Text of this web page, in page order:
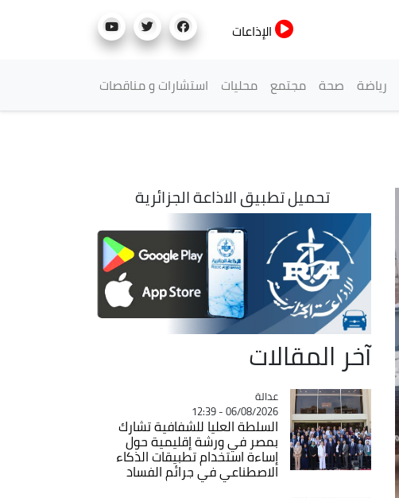
الإذاعات
رياضة صحة مجتمع محليات استشارات و مناقصات
تحميل تطبيق الاذاعة الجزائرية
آخر المقالات
Catégorie
عدالة
06/08/2026 - 12:39
السلطة العليا للشفافية تشارك
بمصر في ورشة إقليمية حول
إساءة استخدام تطبيقات الذكاء
الاصطناعي في جرائم الفساد